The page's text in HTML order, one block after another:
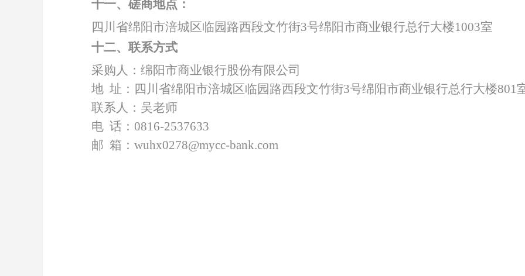
十一、磋商地点：
四川省绵阳市涪城区临园路西段文竹街3号绵阳市商业银行总行大楼1003室
十二、联系方式
采购人：绵阳市商业银行股份有限公司
地 址：四川省绵阳市涪城区临园路西段文竹街3号绵阳市商业银行总行大楼801
联系人：吴老师
电 话： 0816-2537633
邮 箱： wuhx0278@mycc-bank.com